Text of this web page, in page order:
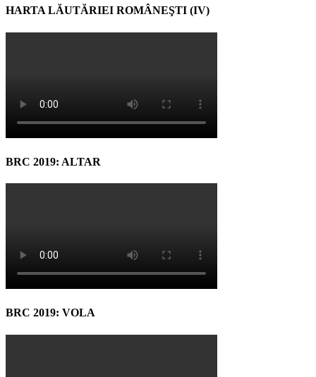
HARTA LĂUTĂRIEI ROMÂNEŞTI (IV)
BRC 2019: ALTAR
BRC 2019: VOLA